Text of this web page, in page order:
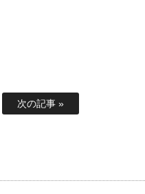
次の記事 »